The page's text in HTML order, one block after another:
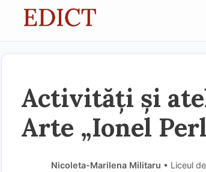
Activități și
Arte „Ionel
Nicoleta-Marilena Militaru • Liceul